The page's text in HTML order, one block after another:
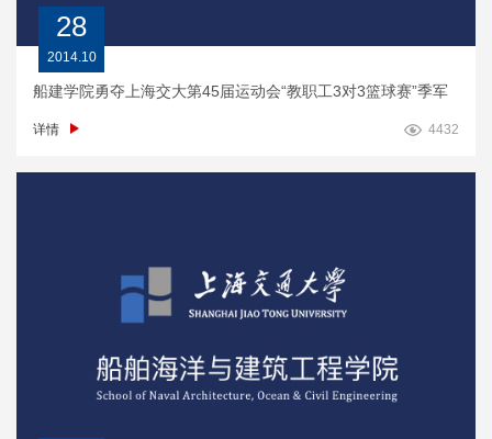
28
2014.10
船建学院勇夺上海交大第45届运动会“教职工3对3篮球赛”季军
详情 4432